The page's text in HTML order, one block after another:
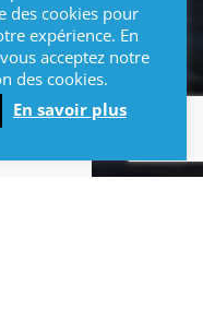
des cookies pour
expérience. En
acceptez notre
des cookies.
En savoir plus